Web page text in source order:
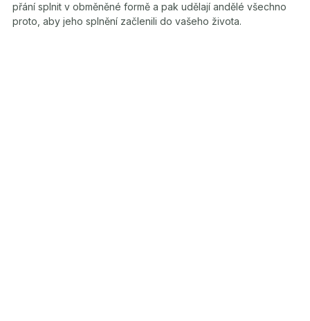
přání splnit v obměněné formě a pak udělají andělé všechno
proto, aby jeho splnění začlenili do vašeho života.